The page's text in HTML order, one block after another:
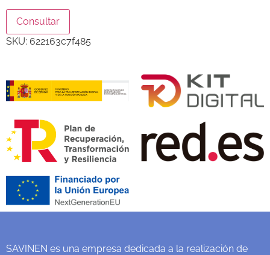
Consultar
SKU: 622163c7f485
SAVINEN es una empresa dedicada a la realización de